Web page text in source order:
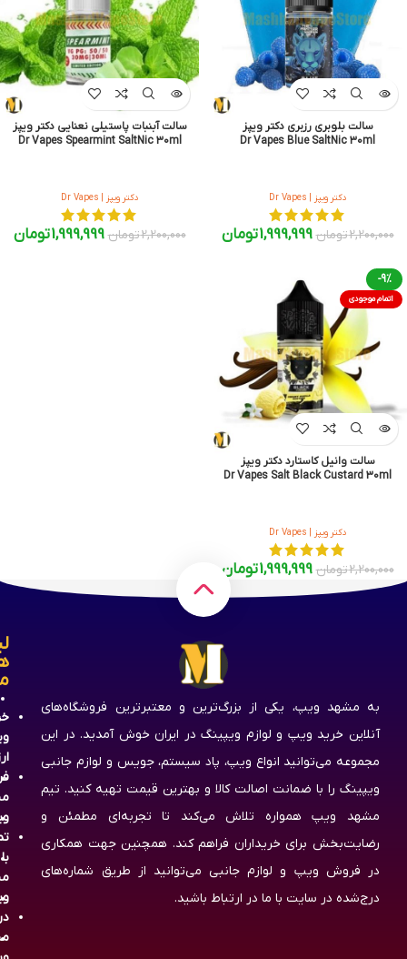
سالت بلوبری رزبری دکتر ویپز
Dr Vapes Blue SaltNic 30ml
دکتر ویپز | Dr Vapes
2,200,000تومان 1,999,999تومان
سالت آبنبات پاستیلی نعنایی دکتر ویپز
Dr Vapes Spearmint SaltNic 30ml
دکتر ویپز | Dr Vapes
2,200,000تومان 1,999,999تومان
-9%
اتمام موجودی
سالت وانیل کاستارد دکتر ویپز
Dr Vapes Salt Black Custard 30ml
دکتر ویپز | Dr Vapes
2,200,000تومان 1,999,999تومان
به مشهد ویپ، یکی از بزرگ‌ترین و معتبرترین فروشگاه‌های
آنلاین خرید ویپ و لوازم ویپینگ در ایران خوش آمدید. در این
مجموعه می‌توانید انواع ویپ، پاد سیستم، جویس و لوازم جانبی
ویپینگ را با ضمانت اصالت کالا و بهترین قیمت تهیه کنید. تیم
مشهد ویپ همواره تلاش می‌کند تا تجربه‌ای مطمئن و
رضایت‌بخش برای خریداران فراهم کند. همچنین جهت همکاری
در فروش ویپ و لوازم جانبی می‌توانید از طریق شماره‌های
درج‌شده در سایت با ما در ارتباط باشید.
با